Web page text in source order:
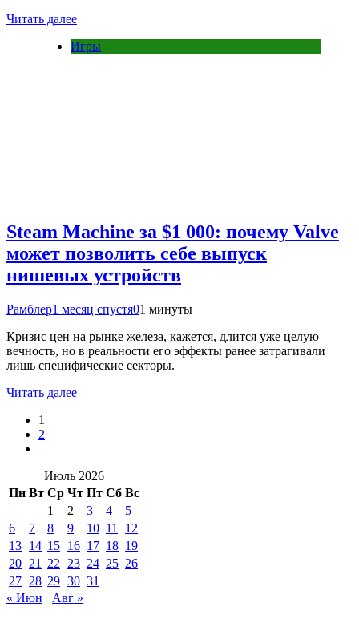
Читать далее
Игры
Steam Machine за $1 000: почему Valve
может позволить себе выпуск
нишевых устройств
Рамблер1 месяц спустя01 минуты
Кризис цен на рынке железа, кажется, длится уже целую
вечность, но в реальности его эффекты ранее затрагивали
лишь специфические секторы.
Читать далее
1
2
Июль 2026
Пн Вт Ср Чт Пт Сб Вс
1
2 3 4
5
6
7 8 9 10 11
12
13 14 15 16 17 18 19
20 21 22 23 24 25 26
27 28 29 30 31
« Июн
Авг »